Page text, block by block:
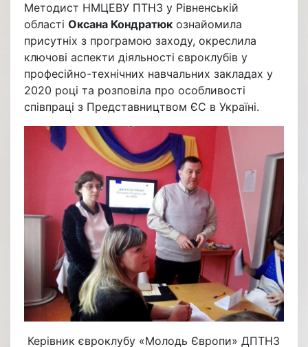
Методист НМЦЕВУ ПТНЗ у Рівненській
області Оксана Кондратюк ознайомила
присутніх з програмою заходу, окреслила
ключові аспекти діяльності євроклубів у
професійно-технічних навчальних закладах у
2020 році та розповіла про особливості
співпраці з Представництвом ЄС в Україні.
Керівник євроклубу «Молодь Європи» ДПТНЗ